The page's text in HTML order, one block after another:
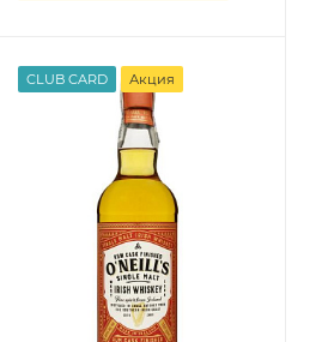
CLUB CARD Акция